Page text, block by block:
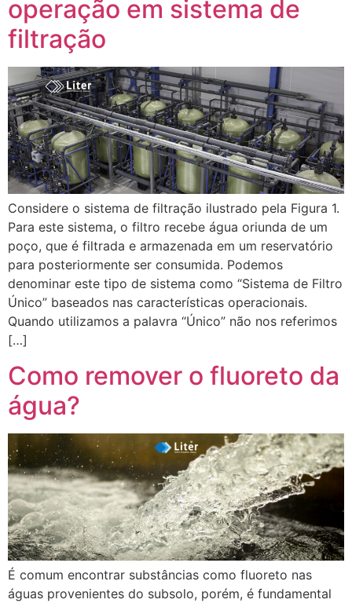
operação em sistema de
filtração
Considere o sistema de filtração ilustrado pela Figura 1.
Para este sistema, o filtro recebe água oriunda de um
poço, que é filtrada e armazenada em um reservatório
para posteriormente ser consumida. Podemos
denominar este tipo de sistema como “Sistema de Filtro
Único” baseados nas características operacionais.
Quando utilizamos a palavra “Único” não nos referimos
[…]
Como remover o fluoreto da
água?
É comum encontrar substâncias como fluoreto nas
águas provenientes do subsolo, porém, é fundamental